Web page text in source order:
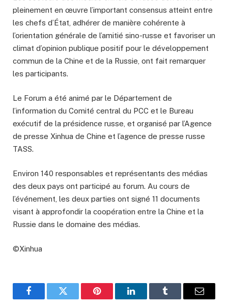
pleinement en œuvre l’important consensus atteint entre
les chefs d’État, adhérer de manière cohérente à
l’orientation générale de l’amitié sino-russe et favoriser un
climat d’opinion publique positif pour le développement
commun de la Chine et de la Russie, ont fait remarquer
les participants.
Le Forum a été animé par le Département de
l’information du Comité central du PCC et le Bureau
exécutif de la présidence russe, et organisé par l’Agence
de presse Xinhua de Chine et l’agence de presse russe
TASS.
Environ 140 responsables et représentants des médias
des deux pays ont participé au forum. Au cours de
l’événement, les deux parties ont signé 11 documents
visant à approfondir la coopération entre la Chine et la
Russie dans le domaine des médias.
©Xinhua
FacebookTwitter Pinterest LinkedInTumblr Email